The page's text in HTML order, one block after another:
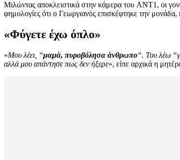
Μιλώντας αποκλειστικά στην κάμερα του ANT1, οι
φημολογίες ότι ο Γεωργιανός επισκέφτηκε την
«Φύγετε έχω όπλο»
«Μου λέει, “μαμά, πυροβόλησα άνθρωπο“. Του λέω
αλλά μου απάντησε πως δεν ήξερε», είπε αρχικά η